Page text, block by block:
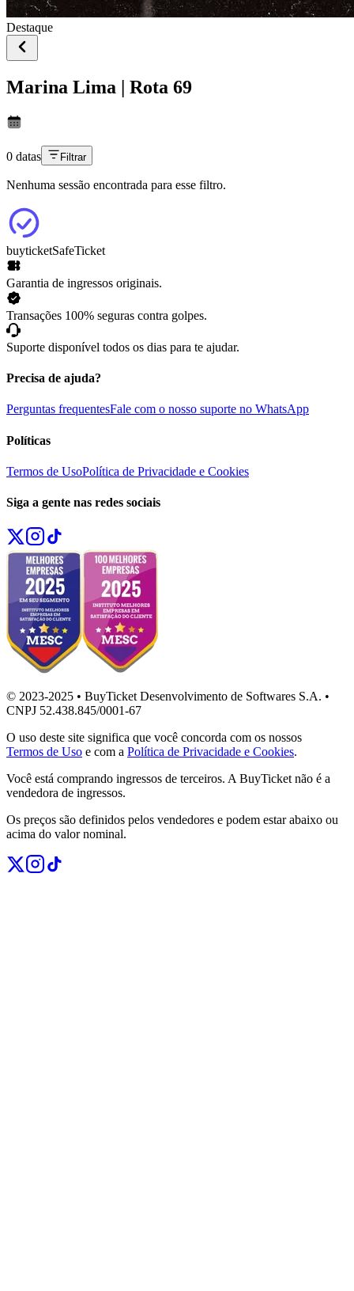
Destaque
Marina Lima | Rota 69
0 datas Filtrar
Nenhuma sessão encontrada para esse filtro.
buyticketSafeTicket
Garantia de ingressos originais.
Transações 100% seguras contra golpes.
Suporte disponível todos os dias para te ajudar.
Precisa de ajuda?
Perguntas frequentesFale com o nosso suporte no WhatsApp
Políticas
Termos de UsoPolítica de Privacidade e Cookies
Siga a gente nas redes sociais
© 2023-2025 • BuyTicket Desenvolvimento de Softwares S.A. •
CNPJ 52.438.845/0001-67
O uso deste site significa que você concorda com os nossos
Termos de Uso e com a Política de Privacidade e Cookies.
Você está comprando ingressos de terceiros. A BuyTicket não é a
vendedora de ingressos.
Os preços são definidos pelos vendedores e podem estar abaixo ou
acima do valor nominal.